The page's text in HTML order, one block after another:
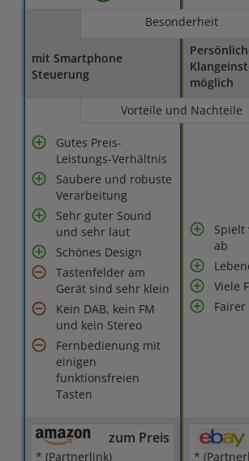
Besonderheit
mit Smartphone
Steuerung
möglich
Vorteile und Nachteile
Gutes Preis-
Leistungs-Verhältnis
Saubere und robuste
Verarbeitung
Sehr guter Sound
und sehr laut
Schönes Design
Tastenfelder am
Gerät sind sehr klein
Kein DAB, kein FM
und kein Stereo
Fernbedienung mit
einigen
funktionsfreien
Tasten
Spielt
ab
Viele
Fairer
zum Preis
* (Partnerlink) *